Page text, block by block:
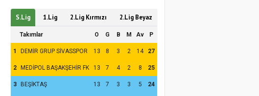
S.Lig 1.Lig 2.Lig Kırmızı 2.Lig Beyaz
Takımlar O G B M Av P
1 DEMİR GRUP SİVASSPOR 13 8 3 2 14 27
2 MEDİPOL BAŞAKŞEHİR FK 13 7 4 2 8 25
3 BEŞİKTAŞ 13 7 3 3 5 24